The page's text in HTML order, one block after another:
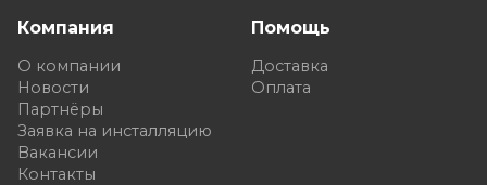
Компания
О компании
Новости
Партнёры
Заявка на инсталляцию
Вакансии
Контакты
Помощь
Доставка
Оплата